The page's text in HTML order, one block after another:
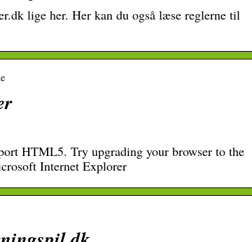
lige her. Her kan du også læse reglerne til
HTML5. Try upgrading your browser to the
Internet Explorer